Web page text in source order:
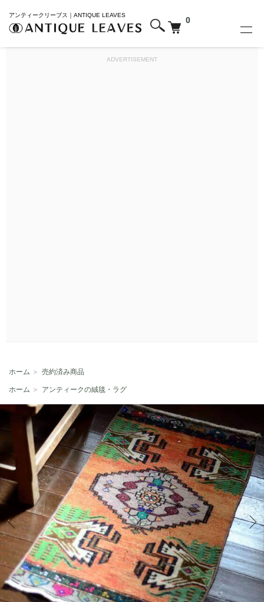
アンティークリーブス｜ANTIQUE LEAVES
0
ADVERTISEMENT
ホーム ＞ 売約済み商品
ホーム ＞ アンティークの絨毯・ラグ